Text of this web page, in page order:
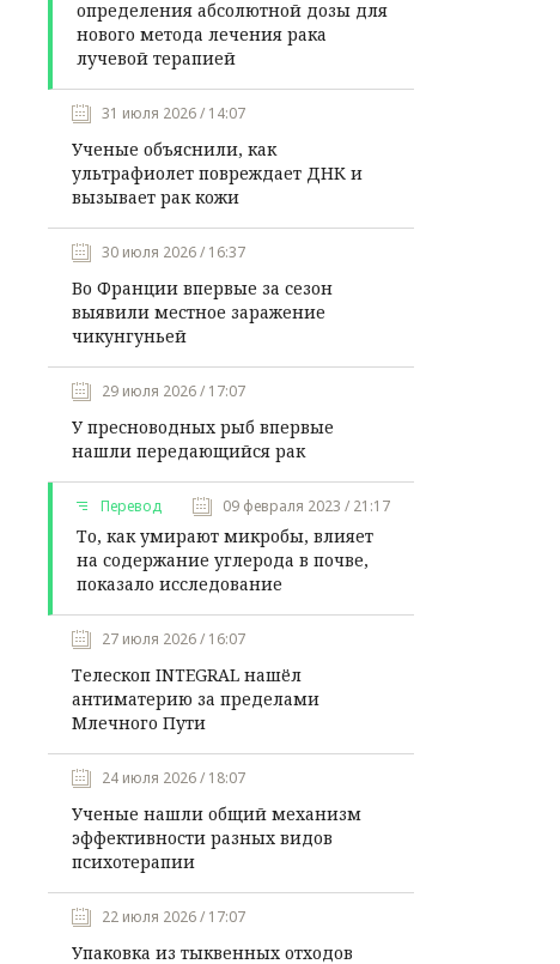
определения абсолютной дозы для
нового метода лечения рака
лучевой терапией
31 июля 2026 / 14:07
Ученые объяснили, как
ультрафиолет повреждает ДНК и
вызывает рак кожи
30 июля 2026 / 16:37
Во Франции впервые за сезон
выявили местное заражение
чикунгуньей
29 июля 2026 / 17:07
У пресноводных рыб впервые
нашли передающийся рак
Перевод 09 февраля 2023 / 21:17
То, как умирают микробы, влияет
на содержание углерода в почве,
показало исследование
27 июля 2026 / 16:07
Телескоп INTEGRAL нашёл
антиматерию за пределами
Млечного Пути
24 июля 2026 / 18:07
Ученые нашли общий механизм
эффективности разных видов
психотерапии
22 июля 2026 / 17:07
Упаковка из тыквенных отходов